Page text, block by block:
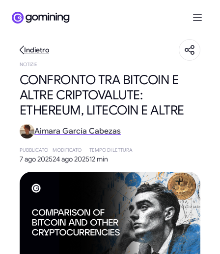
Indietro
NOTIZIE
CONFRONTO TRA BITCOIN E
ALTRE CRIPTOVALUTE:
ETHEREUM, LITECOIN E ALTRE
Aimara García Cabezas
PUBBLICATO
7 ago 2025
MODIFICATO
24 ago 2025
TEMPO DI LETTURA
12 min